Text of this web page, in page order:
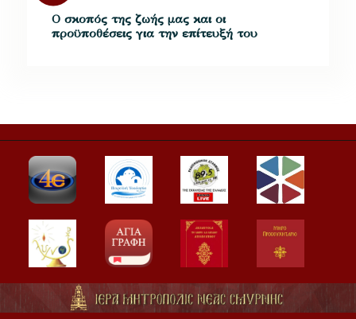
Ο σκοπός της ζωής μας και οι
προϋποθέσεις για την επίτευξή του